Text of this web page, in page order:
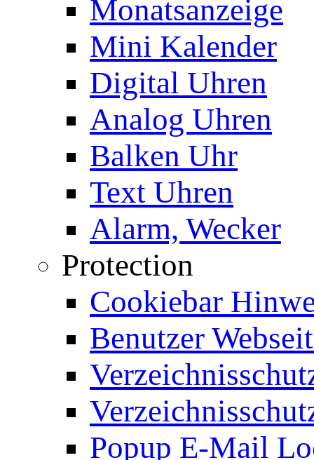
Monatsanzeige
Mini Kalender
Digital Uhren
Analog Uhren
Balken Uhr
Text Uhren
Alarm, Wecker
Protection
Cookiebar
Benutzer
Popup E-Mail